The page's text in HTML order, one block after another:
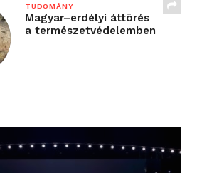
TUDOMÁNY
Magyar–erdélyi áttörés
a természetvédelemben